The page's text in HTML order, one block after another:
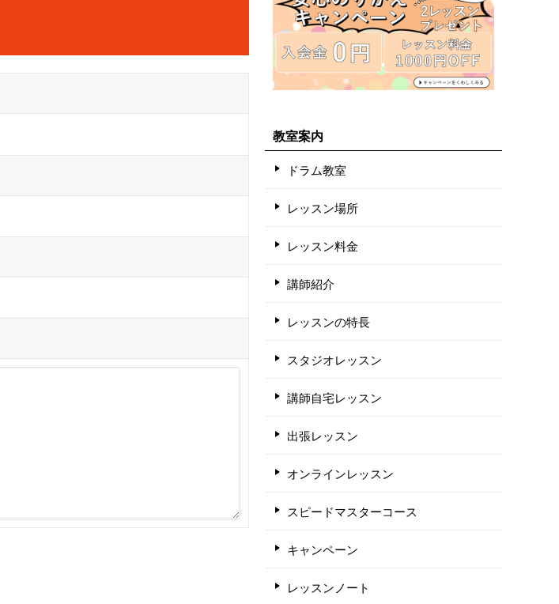
教室案内
ドラム教室
レッスン場所
レッスン料金
講師紹介
レッスンの特長
スタジオレッスン
講師自宅レッスン
出張レッスン
オンラインレッスン
スピードマスターコース
キャンペーン
レッスンノート